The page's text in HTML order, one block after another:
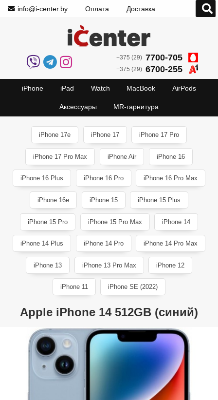
info@i-center.by Оплата Доставка
+375 (29) 7700-705
+375 (29) 6700-255
iPhone iPad Watch MacBook AirPods
Аксессуары MR-гарнитура
iPhone 17e iPhone 17 iPhone 17 Pro
iPhone 17 Pro Max iPhone Air iPhone 16
iPhone 16 Plus iPhone 16 Pro iPhone 16 Pro Max
iPhone 16e iPhone 15 iPhone 15 Plus
iPhone 15 Pro iPhone 15 Pro Max iPhone 14
iPhone 14 Plus iPhone 14 Pro iPhone 14 Pro Max
iPhone 13 iPhone 13 Pro Max iPhone 12
iPhone 11 iPhone SE (2022)
Apple iPhone 14 512GB (синий)